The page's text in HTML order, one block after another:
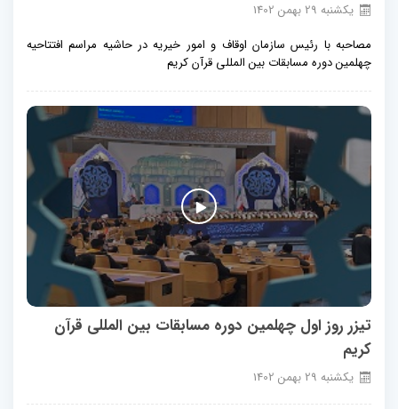
يكشنبه 29 بهمن 1402
مصاحبه با رئیس سازمان اوقاف و امور خیریه در حاشیه مراسم افتتاحیه
چهلمین دوره مسابقات بین المللی قرآن کریم
تیزر روز اول چهلمین دوره مسابقات بین المللی قرآن
کریم
يكشنبه 29 بهمن 1402